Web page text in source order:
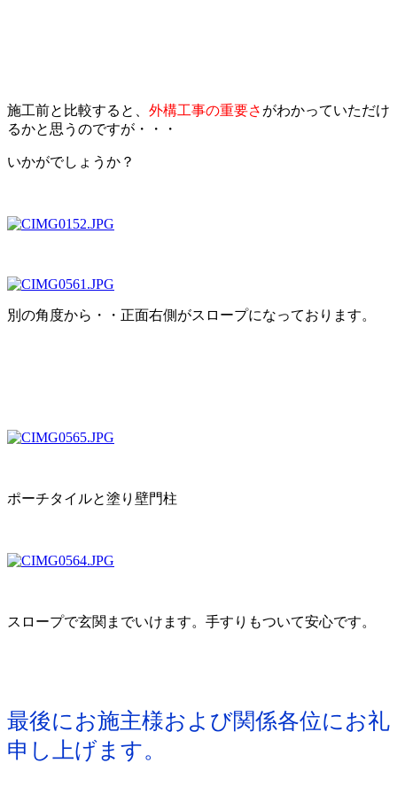
施工前と比較すると、 外構工事の重要さ がわかっていただけ
るかと思うのですが・・・
いかがでしょうか？
別の角度から・・正面右側がスロープになっております。
ポーチタイルと塗り壁門柱
スロープで玄関までいけます。手すりもついて安心です。
最後にお施主様および関係各位にお礼
申し上げます。